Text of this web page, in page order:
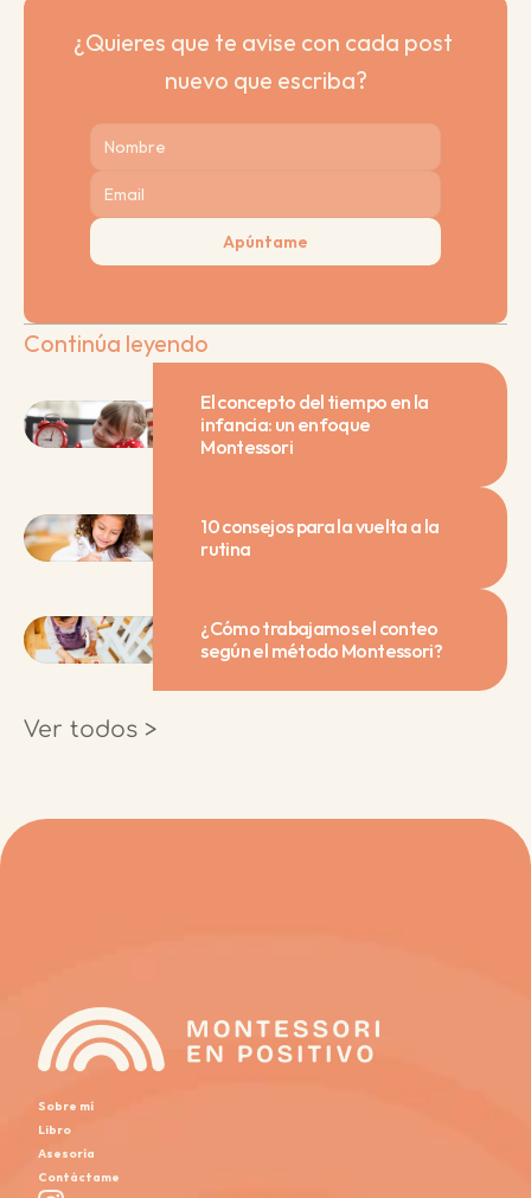
¿Quieres que te avise con cada post
nuevo que escriba?
Apúntame
Continúa leyendo
El concepto del tiempo en la
infancia: un enfoque
Montessori
10 consejos para la vuelta a la
rutina
¿Cómo trabajamos el conteo
según el método Montessori?
Ver todos >
Sobre mí
Libro
Asesoría
Contáctame